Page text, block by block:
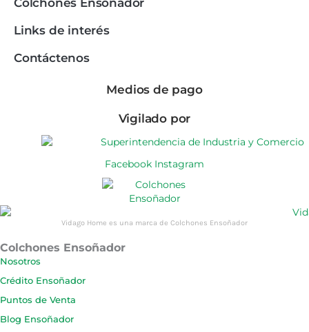
Links de interés
Contáctenos
Medios de pago
Vigilado por
Facebook Instagram
Vidago Home es una marca de Colchones Ensoñador
Colchones Ensoñador
Nosotros
Crédito Ensoñador
Puntos de Venta
Blog Ensoñador